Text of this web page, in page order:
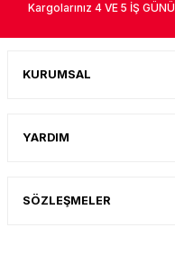
Kargolarınız 4 VE 5 İŞ GÜNÜ
KURUMSAL
YARDIM
SÖZLEŞMELER